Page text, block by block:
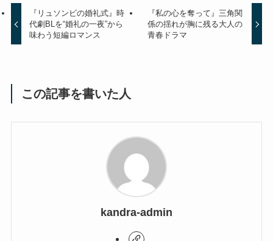
『リュソンビの婚礼式』時
代劇BLを“婚礼の一夜”から
味わう短編ロマンス
『私の心を奪って』三角関
係の揺れが胸に残る大人の
青春ドラマ
この記事を書いた人
kandra-admin